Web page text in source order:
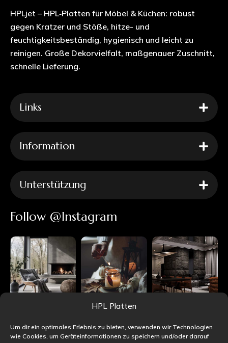
HPL Platten
Um dir ein optimales Erlebnis zu bieten, verwenden wir Technologien
wie Cookies, um Geräteinformationen zu speichern und/oder darauf
HPLjet – HPL‑Platten für Möbel & Küchen: robust
gegen Kratzer und Stöße, hitze- und
feuchtigkeitsbeständig, hygienisch und leicht zu
reinigen. Große Dekorvielfalt, maßgenauer Zuschnitt,
schnelle Lieferung.
Links
Information
Unterstützung
Follow @Instagram